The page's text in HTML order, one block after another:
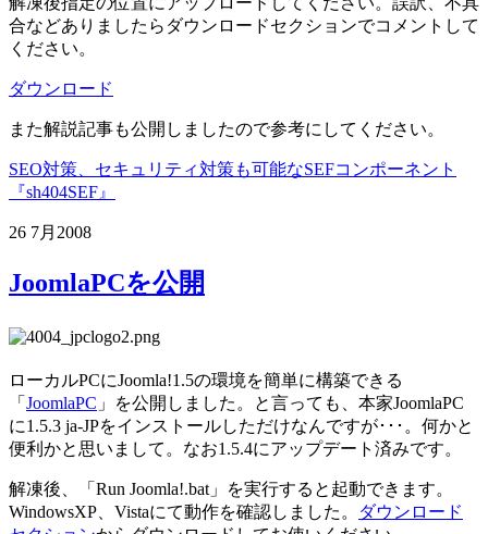
合などありましたらダウンロードセクションでコメントして
ください。
ダウンロード
また解説記事も公開しましたので参考にしてください。
SEO対策、セキュリティ対策も可能なSEFコンポーネント
『sh404SEF』
26 7月 2008
JoomlaPCを公開
ローカルPCにJoomla!1.5の環境を簡単に構築できる
「 JoomlaPC 」を公開しました。と言っても、本家JoomlaPC
に1.5.3 ja-JPをインストールしただけなんですが･･･。何かと
便利かと思いまして。なお1.5.4にアップデート済みです。
解凍後、「Run Joomla!.bat」を実行すると起動できます。
WindowsXP、Vistaにて動作を確認しました。
ダウンロード